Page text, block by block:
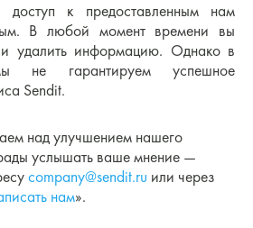
доступ к предоставленным нам
В любой момент времени вы
удалить информацию. Однако в
не гарантируем успешное
Sendit.
над улучшением нашего
услышать ваше мнение —
company@sendit.ru или через
нам».